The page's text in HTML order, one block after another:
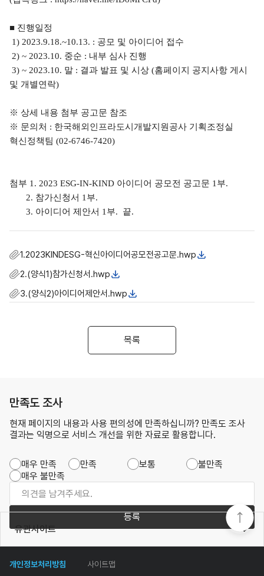
■ 진행일정
1) 2023.9.18.~10.13. : 공모 및 아이디어 접수
2) ~ 2023.10. 중순 : 내부 심사 진행
3) ~ 2023.10. 말 : 결과 발표 및 시상 (홈페이지 공지사항 게시
및 개별연락)
※ 상세 내용 첨부 공고문 참조
※ 문의처 : 한국해외인프라도시개발지원공사 기획조정실
혁신정책팀 (02-6746-7420)
첨부 1. 2023 ESG-IN-KIND 아이디어 공모전 공고문 1 부.
2. 참가신청서 1 부.
3. 아이디어 제안서 1 부. 끝.
1.2023KINDESG-혁신아이디어공모전공고문.hwp
2.(양식1)참가신청서.hwp
3.(양식2)아이디어제안서.hwp
목록
만족도 조사
현재 페이지의 내용과 사용 편의성에 만족하십니까? 만족도 조사
결과는 익명으로 서비스 개선을 위한 자료로 활용합니다.
매우 만족 만족 보통
불만족
매우 불만족
등록
개인정보처리방침 사이트맵
유관사이트